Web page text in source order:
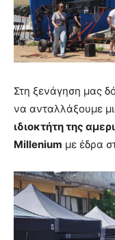
Στη ξενάγηση μας
να ανταλλάξουμε
ιδιοκτήτη της
Millenium με έδρα